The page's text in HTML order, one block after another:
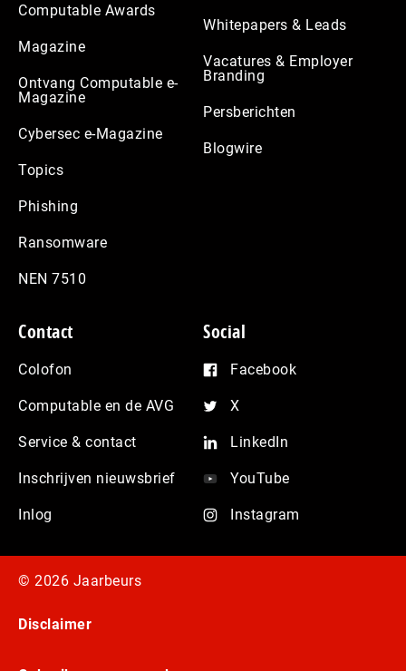
Computable Awards
Magazine
Ontvang Computable e-
Magazine
Cybersec e-Magazine
Topics
Phishing
Ransomware
NEN 7510
Whitepapers & Leads
Vacatures & Employer
Branding
Persberichten
Blogwire
Contact
Colofon
Computable en de AVG
Service & contact
Inschrijven nieuwsbrief
Inlog
Social
Facebook
X
LinkedIn
YouTube
Instagram
© 2026 Jaarbeurs
Disclaimer